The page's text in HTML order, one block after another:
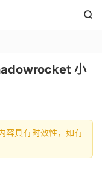

小
容具有时效性，如有